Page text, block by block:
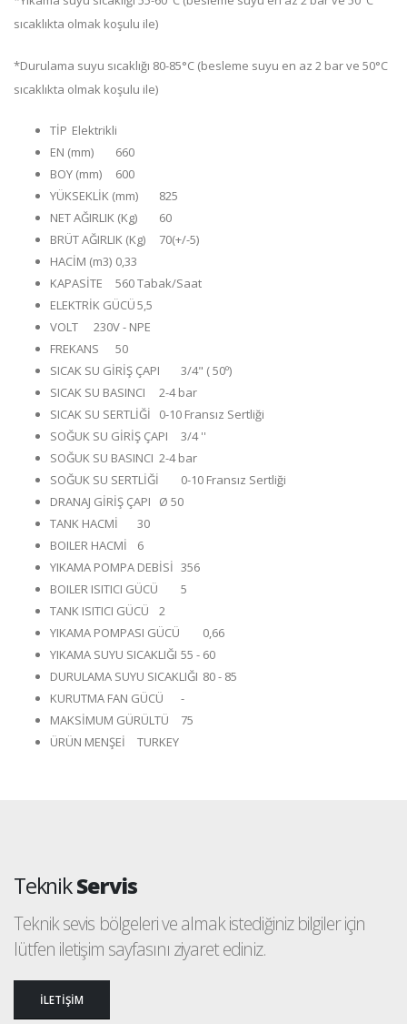
sıcaklıkta olmak koşulu ile)
*Durulama suyu sıcaklığı 80-85°C (besleme suyu en az 2 bar ve 50°C
sıcaklıkta olmak koşulu ile)
TİP Elektrikli
EN (mm)
660
BOY (mm)
600
YÜKSEKLİK (mm)
825
NET AĞIRLIK (Kg)
60
BRÜT AĞIRLIK (Kg)
70(+/-5)
HACİM (m3) 0,33
KAPASİTE
560 Tabak/Saat
ELEKTRİK GÜCÜ5,5
VOLT
230V - NPE
FREKANS
50
SICAK SU GİRİŞ ÇAPI
3/4" ( 50º)
SICAK SU BASINCI
2-4 bar
SICAK SU SERTLİĞİ
0-10 Fransız Sertliği
SOĞUK SU GİRİŞ ÇAPI
3/4 ''
SOĞUK SU BASINCI 2-4 bar
SOĞUK SU SERTLİĞİ
0-10 Fransız Sertliği
DRANAJ GİRİŞ ÇAPI
Ø 50
TANK HACMİ
30
BOILER HACMİ
6
YIKAMA POMPA DEBİSİ 356
BOILER ISITICI GÜCÜ
5
TANK ISITICI GÜCÜ
2
YIKAMA POMPASI GÜCÜ
0,66
YIKAMA SUYU SICAKLIĞI 55 - 60
DURULAMA SUYU SICAKLIĞI 80 - 85
KURUTMA FAN GÜCÜ
-
MAKSİMUM GÜRÜLTÜ
75
ÜRÜN MENŞEİ
TURKEY
TeknikServis
Teknik sevis bölgeleri ve almak istediğiniz bilgiler için
lütfen iletişim sayfasını ziyaret ediniz.
İLETİŞİM